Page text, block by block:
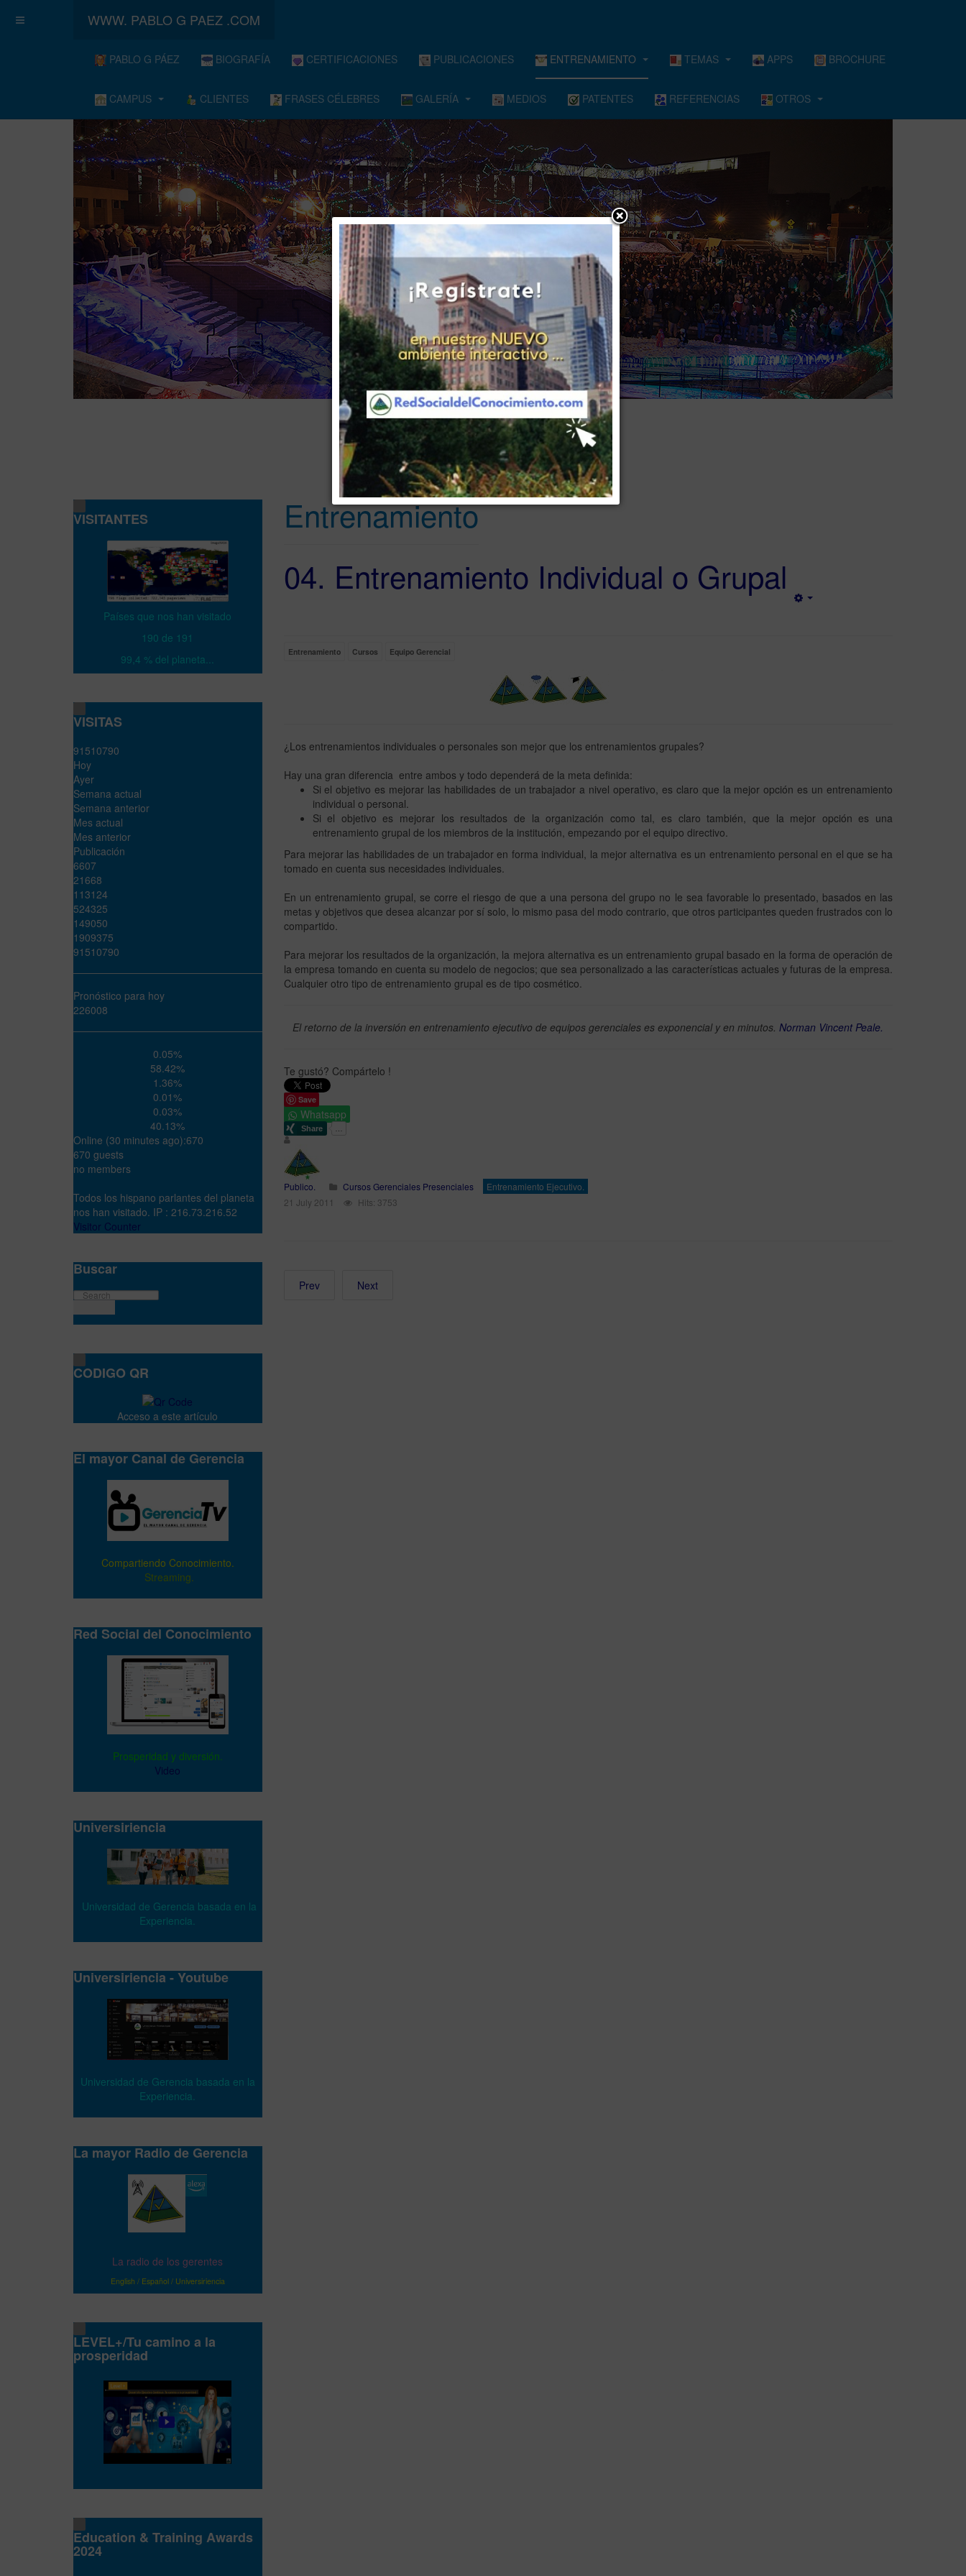
WWW. PABLO G PAEZ .COM
PABLO G PÁEZ BIOGRAFÍA CERTIFICACIONES PUBLICACIONES ENTRENAMIENTO TEMAS APPS BROCHURE
CAMPUS CLIENTES FRASES CÉLEBRES GALERÍA MEDIOS PATENTES REFERENCIAS OTROS
www . piramide digital . com
Gerencia:Clientes, Estrategia, Personal y Sistemas/Procesos...
Entrenamiento
04. Entrenamiento Individual o Grupal
Entrenamiento Cursos Equipo Gerencial
¿Los entrenamientos individuales o personales son mejor que los entrenamientos grupales?
Hay una gran diferencia entre ambos y todo dependerá de la meta definida:
Si el objetivo es mejorar las habilidades de un trabajador a nivel operativo, es claro que la mejor opción es un entrenamiento
individual o personal.
Si el objetivo es mejorar los resultados de la organización como tal, es claro también, que la mejor opción es una
entrenamiento grupal de los miembros de la institución, empezando por el equipo directivo.
Para mejorar las habilidades de un trabajador en forma individual, la mejor alternativa es un entrenamiento personal en el que se ha
tomado en cuenta sus necesidades individuales.
En un entrenamiento grupal, se corre el riesgo de que a una persona del grupo no le sea favorable lo presentado, basados en las
metas y objetivos que desea alcanzar por sí solo, lo mismo pasa del modo contrario, que otros participantes queden frustrados con lo
compartido.
Para mejorar los resultados de la organización, la mejora alternativa es un entrenamiento grupal basado en la forma de operación de
la empresa tomando en cuenta su modelo de negocios; que sea personalizado a las características actuales y futuras de la empresa.
Cualquier otro tipo de entrenamiento grupal es de tipo cosmético.
El retorno de la inversión en entrenamiento ejecutivo de equipos gerenciales es exponencial y en minutos.Norman Vincent Peale.
Te gustó? Compártelo !
Save
Whatsapp
Publico. Cursos Gerenciales Presenciales
Entrenamiento Ejecutivo.
21 July 2011
Hits: 3753
Prev Next
VISITANTES
Países que nos han visitado
190 de 191
99,4 % del planeta...
VISITAS
91510790
Hoy
Ayer
Semana actual
Semana anterior
Mes actual
Mes anterior
Publicación
6607
21668
113124
524325
149050
1909375
91510790
Pronóstico para hoy
226008
0.05%
58.42%
1.36%
0.01%
0.03%
40.13%
Online (30 minutes ago):670
670 guests
no members
Todos los hispano parlantes del planeta
nos han visitado. IP : 216.73.216.52
Visitor Counter
Buscar
CODIGO QR
Acceso a este artículo
El mayor Canal de Gerencia
Compartiendo Conocimiento.
Streaming.
Red Social del Conocimiento
Prosperidad y diversión.
Video
Universiriencia
Universidad de Gerencia basada en la
Experiencia.
Universiriencia - Youtube
Universidad de Gerencia basada en la
Experiencia.
La mayor Radio de Gerencia
La radio de los gerentes
English / Español/ Universiriencia
LEVEL+/Tu camino a la
prosperidad
Education & Training Awards
2024